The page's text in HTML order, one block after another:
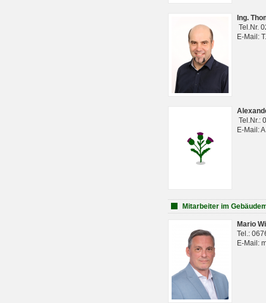
Ing.
Tel.Nr.
E-Mail:
Tel.Nr.:
E-Mail:
Mitarbeiter im
Mario
Tel.:
E-Mail: